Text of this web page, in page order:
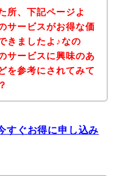
所、下記ページよ
サービスがお得な価
きましたよ♪なの
サービスに興味のあ
を参考にされてみて
すぐお得に申し込み